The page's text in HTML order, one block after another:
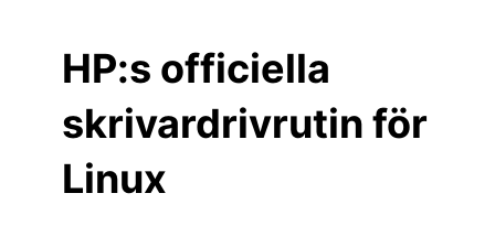
HP:s officiella
skrivardrivrutin för
Linux